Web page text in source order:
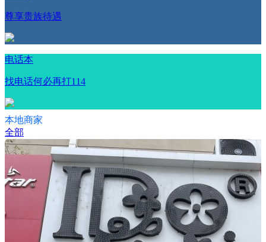
尊享贵族待遇
电话本
找电话何必再打114
本地商家
全部